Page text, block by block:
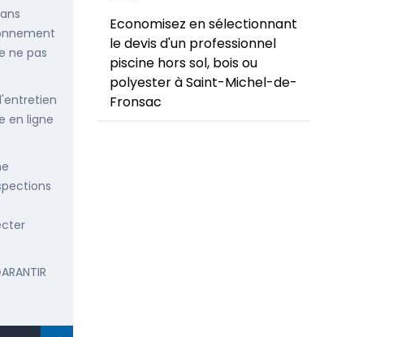
ne pas
en ligne
Economisez en sélectionnant
le devis d'un professionnel
piscine hors sol, bois ou
polyester à Saint-Michel-de-
Fronsac